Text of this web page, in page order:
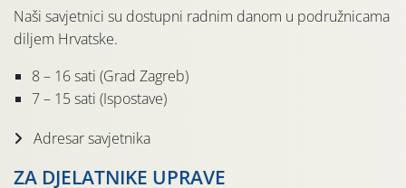
Naši savjetnici su dostupni radnim danom u podružnicama
diljem Hrvatske.
8 – 16 sati (Grad Zagreb)
7 – 15 sati (Ispostave)
Adresar savjetnika
ZA DJELATNIKE UPRAVE